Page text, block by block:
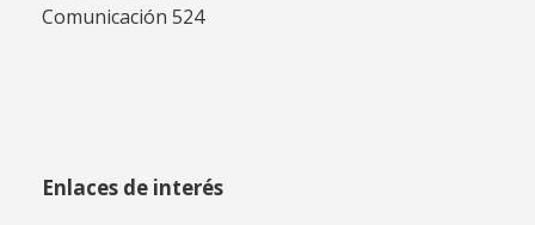
Comunicación 524
Enlaces de interés